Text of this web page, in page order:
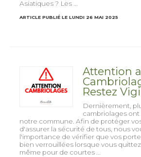
Asiatiques ? Les ...
ARTICLE PUBLIÉ LE LUNDI 26 MAI 2025
Attention
Restez
Dernièrement,
cambriolages
notre commune. Afin de protéger
d'assurer la sécurité de tous, nous
l'importance de vérifier que vos
bien verrouillées lorsque vous
même pour de courtes ...